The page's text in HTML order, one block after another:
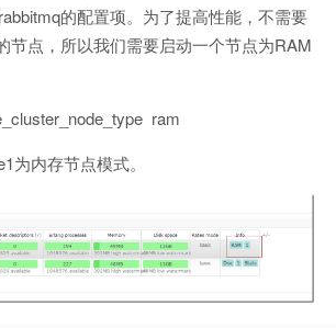
的配置项。为了提高性能，不需要
节点，所以我们需要启动一个节点为RAM
ram
为内存节点模式。